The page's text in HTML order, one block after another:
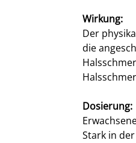
Wirkung:
Der
die
Dosierung:
Stark in